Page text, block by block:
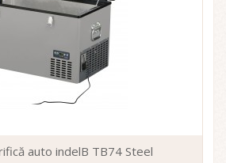
auto indelB TB74 Steel